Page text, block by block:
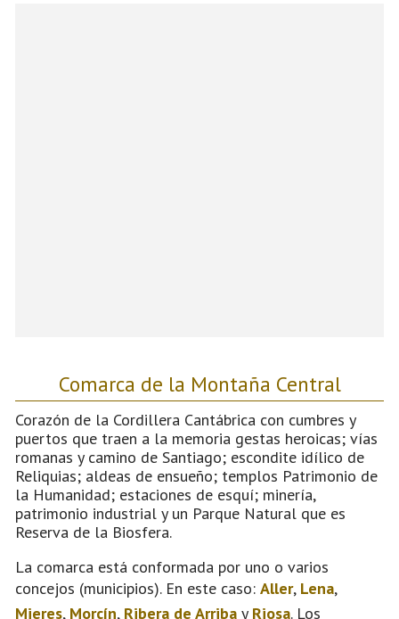
Comarca de la Montaña Central
Corazón de la Cordillera Cantábrica con cumbres y
puertos que traen a la memoria gestas heroicas; vías
romanas y camino de Santiago; escondite idílico de
Reliquias; aldeas de ensueño; templos Patrimonio de
la Humanidad; estaciones de esquí; minería,
patrimonio industrial y un Parque Natural que es
Reserva de la Biosfera.
La comarca está conformada por uno o varios
concejos (municipios). En este caso: Aller, Lena,
Mieres, Morcín, Ribera de Arriba y Riosa. Los